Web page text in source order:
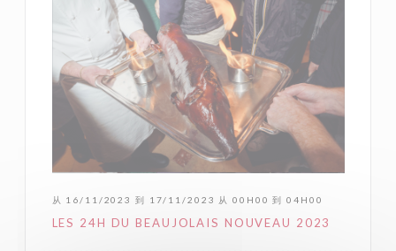
从 16/11/2023 到 17/11/2023 从 00H00 到 04H00
LES 24H DU BEAUJOLAIS NOUVEAU 2023